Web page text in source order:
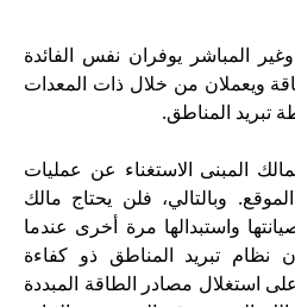
المباشر يوفران نفس الفائدة
ويعملان من خلال ذات المعدات
تبريد المناطق.
المبنى الاستغناء عن عمليات
وبالتالي، فلن يحتاج مالك
واستبدالها مرة أخرى عندما
نظام تبريد المناطق ذو كفاءة
استغلال مصادر الطاقة المبددة